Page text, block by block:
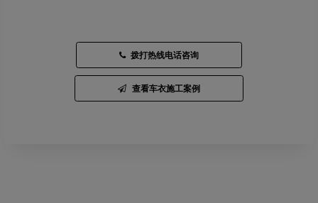
拨打热线电话咨询
查看车衣施工案例